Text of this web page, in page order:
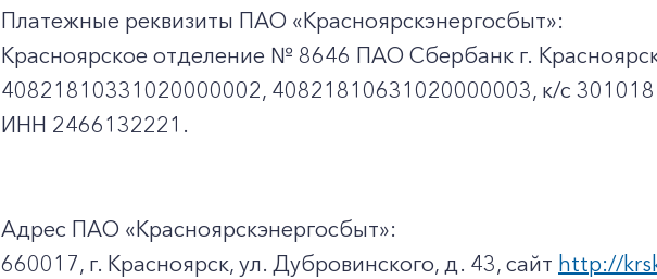
+7-800-700-24-57
Частным клиентам
Платежные реквизиты ПАО «Красноярскэнергосбыт»:
Красноярское отделение № 8646 ПАО Сбербанк г.
40821810331020000002, 40821810631020000003, к/c
ИНН 2466132221.
Адрес ПАО «Красноярскэнергосбыт»:
660017, г. Красноярск, ул. Дубровинского, д. 43, сайт http://